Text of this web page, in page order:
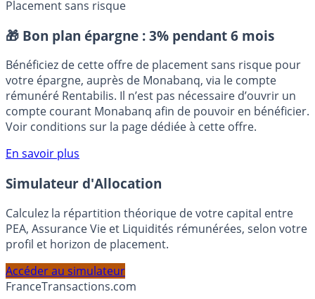
Placement sans risque
🎁 Bon plan épargne : 3% pendant 6 mois
Bénéficiez de cette offre de placement sans risque pour
votre épargne, auprès de Monabanq, via le compte
rémunéré Rentabilis. Il n’est pas nécessaire d’ouvrir un
Voir conditions sur la page dédiée à cette offre.
En savoir plus
Simulateur d'Allocation
Calculez la répartition théorique de votre capital entre
profil et horizon de placement.